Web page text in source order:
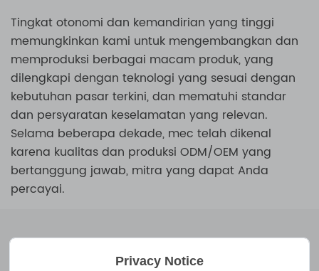
Tingkat otonomi dan kemandirian yang tinggi
memungkinkan kami untuk mengembangkan dan
memproduksi berbagai macam produk, yang
dilengkapi dengan teknologi yang sesuai dengan
kebutuhan pasar terkini, dan mematuhi standar
dan persyaratan keselamatan yang relevan.
Selama beberapa dekade, mec telah dikenal
karena kualitas dan produksi ODM/OEM yang
bertanggung jawab, mitra yang dapat Anda
percayai.
Privacy Notice